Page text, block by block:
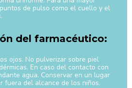
de pulso como el cuello y el
del farmacéutico:
ojos. No pulverizar sobre piel
En caso del contacto con
agua. Conservar en un lugar
fuera del alcance de los niños.